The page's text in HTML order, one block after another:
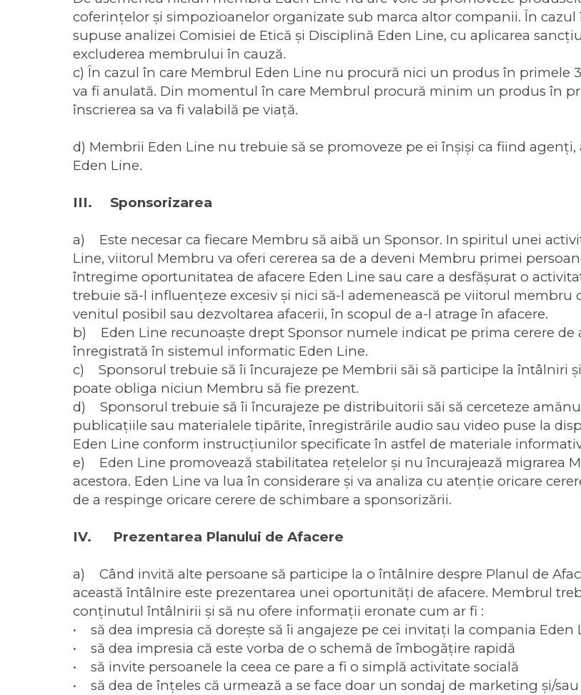
coferinţelor şi simpozioanelor organizate sub marca altor companii. În cazul
supuse analizei Comisiei de Etică şi Disciplină Eden Line, cu aplicarea
excluderea membrului în cauză.
c) În cazul în care Membrul Eden Line nu procură nici un produs în primele
va fi anulată. Din momentul în care Membrul procură minim un produs în
înscrierea sa va fi valabilă pe viaţă.
d) Membrii Eden Line nu trebuie să se promoveze pe ei înşişi ca fiind
Eden Line.
III. Sponsorizarea
a) Este necesar ca fiecare Membru să aibă un Sponsor. In spiritul unei
Line, viitorul Membru va oferi cererea sa de a deveni Membru primei
întregime oportunitatea de afacere Eden Line sau care a desfăşurat o
trebuie să-l influenţeze excesiv şi nici să-l ademenească pe viitorul
venitul posibil sau dezvoltarea afacerii, în scopul de a-l atrage în afacere.
b) Eden Line recunoaște drept Sponsor numele indicat pe prima cerere de
înregistrată în sistemul informatic Eden Line.
c) Sponsorul trebuie să îi încurajeze pe Membrii săi să participe la întâlniri
poate obliga niciun Membru să fie prezent.
d) Sponsorul trebuie să îi încurajeze pe distribuitorii săi să cerceteze
publicaţiile sau materialele tipărite, înregistrările audio sau video puse la
Eden Line conform instrucţiunilor specificate în astfel de materiale
e) Eden Line promovează stabilitatea reţelelor şi nu încurajează migrarea
acestora. Eden Line va lua în considerare şi va analiza cu atenţie oricare
de a respinge oricare cerere de schimbare a sponsorizării.
IV. Prezentarea Planului de Afacere
a) Când invită alte persoane să participe la o întâlnire despre Planul de
această întâlnire este prezentarea unei oportunităţi de afacere. Membrul
conţinutul întâlnirii şi să nu ofere informaţii eronate cum ar fi :
• să dea impresia că doreşte să îi angajeze pe cei invitaţi la compania Eden
• să dea impresia că este vorba de o schemă de îmbogăţire rapidă
• să invite persoanele la ceea ce pare a fi o simplă activitate socială
• să dea de înţeles că urmează a se face doar un sondaj de marketing şi/sau